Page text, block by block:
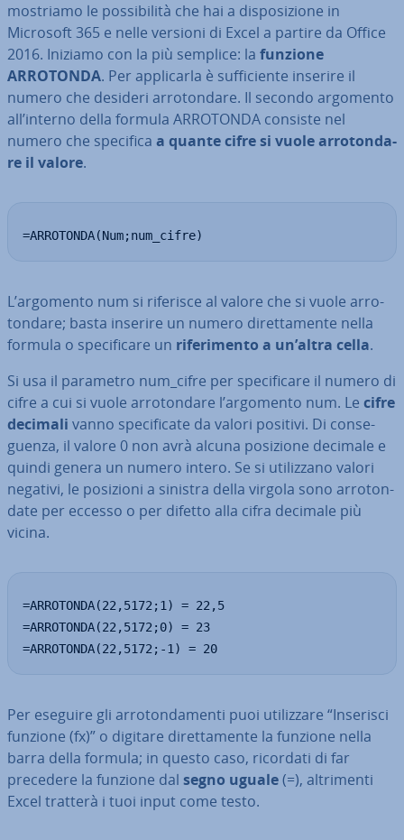
mostriamo le pos­si­bi­li­tà che hai a di­spo­si­zio­ne in
Microsoft 365 e nelle versioni di Excel a partire da Office
2016. Iniziamo con la più semplice: la funzione
ARROTONDA. Per ap­pli­car­la è suf­fi­cien­te inserire il
numero che desideri ar­ro­ton­da­re. Il secondo argomento
all’interno della formula ARROTONDA consiste nel
numero che specifica a quante cifre si vuole ar­ro­ton­da­
re il valore.
=ARROTONDA(Num;num_cifre)
L’argomento num si riferisce al valore che si vuole ar­ro­
ton­da­re; basta inserire un numero di­ret­ta­men­te nella
formula o spe­ci­fi­ca­re un ri­fe­ri­men­to a un’altra cella.
Si usa il parametro num_cifre per spe­ci­fi­ca­re il numero di
cifre a cui si vuole ar­ro­ton­da­re l’argomento num. Le cifre
decimali vanno spe­ci­fi­ca­te da valori positivi. Di con­se­
guen­za, il valore 0 non avrà alcuna posizione decimale e
quindi genera un numero intero. Se si uti­liz­za­no valori
negativi, le posizioni a sinistra della virgola sono ar­ro­ton­
da­te per eccesso o per difetto alla cifra decimale più
vicina.
=ARROTONDA(22,5172;1) = 22,5
=ARROTONDA(22,5172;0) = 23
=ARROTONDA(22,5172;-1) = 20
Per eseguire gli ar­ro­ton­da­men­ti puoi uti­liz­za­re “Inserisci
funzione (fx)” o digitare di­ret­ta­men­te la funzione nella
barra della formula; in questo caso, ricordati di far
precedere la funzione dal segno uguale(=), al­tri­men­ti
Excel tratterà i tuoi input come testo.